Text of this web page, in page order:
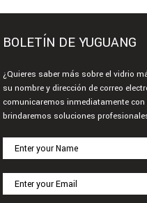
BOLETÍN DE YUGUANG
¿Quieres saber más sobre el vidrio
su nombre y dirección de correo
comunicaremos inmediatamente
brindaremos soluciones